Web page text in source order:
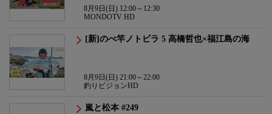
8月9日(日) 12:00～12:30
MONDOTV HD
[新]のべ竿ノトビラ 5 高橋哲也×福江島の海
8月9日(日) 21:00～22:00
釣りビジョンHD
嵐と松本 #249